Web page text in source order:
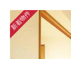
新着物件